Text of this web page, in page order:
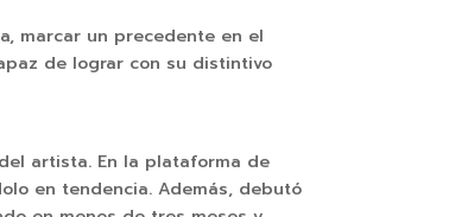
marcar un precedente en el
de lograr con su distintivo
artista. En la plataforma de
en tendencia. Además, debutó